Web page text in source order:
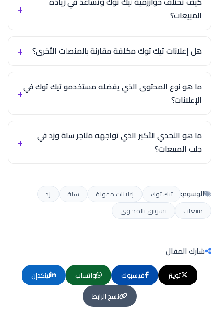
المبيعات؟
هل إعلانات تيك توك مكلفة مقارنة بالمنصات الأخرى؟
ما هو نوع المحتوى الذي يفضله مستخدمو تيك توك في
الإعلانات؟
ما هو التحدي الأكبر الذي تواجهه متاجر سلة وزد في
جلب المبيعات؟
الوسوم: تيك توك إعلانات ممولة سلة
زد
مبيعات
تسويق بالمحتوى
شارك المقال
تويتر فيسبوك واتساب
لينكدإن
نسخ الرابط